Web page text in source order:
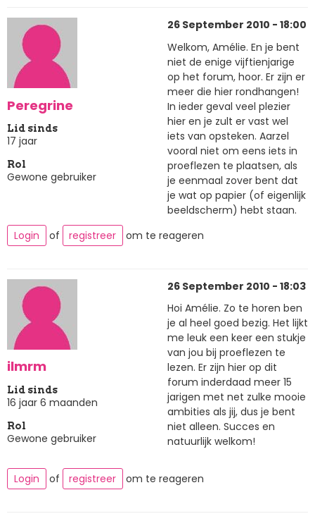
Peregrine
Lid sinds
17 jaar
Rol
Gewone gebruiker
26 September 2010 - 18:00
Welkom, Amélie. En je bent
niet de enige vijftienjarige
op het forum, hoor. Er zijn er
meer die hier rondhangen!
In ieder geval veel plezier
hier en je zult er vast wel
iets van opsteken. Aarzel
vooral niet om eens iets in
proeflezen te plaatsen, als
je eenmaal zover bent dat
je wat op papier (of eigenlijk
beeldscherm) hebt staan.
Login
of registreer om te reageren
ilmrm
Lid sinds
16 jaar 6 maanden
Rol
Gewone gebruiker
26 September 2010 - 18:03
Hoi Amélie. Zo te horen ben
je al heel goed bezig. Het lijkt
me leuk een keer een stukje
van jou bij proeflezen te
lezen. Er zijn hier op dit
forum inderdaad meer 15
jarigen met net zulke mooie
ambities als jij, dus je bent
niet alleen. Succes en
natuurlijk welkom!
Login of registreer om te reageren